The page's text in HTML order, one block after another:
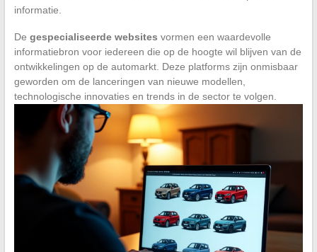
informatie.
De gespecialiseerde websites vormen een waardevolle
informatiebron voor iedereen die op de hoogte wil blijven van de
ontwikkelingen op de automarkt. Deze platforms zijn onmisbaar
geworden om de lanceringen van nieuwe modellen,
technologische innovaties en trends in de sector te volgen.